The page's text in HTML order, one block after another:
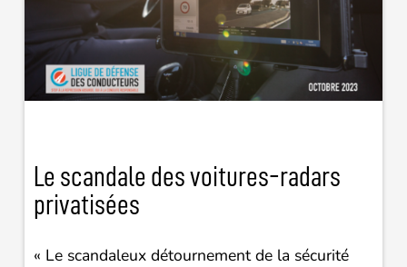
Le scandale des voitures-radars
privatisées
« Le scandaleux détournement de la sécurité